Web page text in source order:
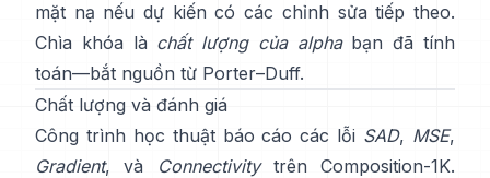
mặt nạ nếu dự kiến có các chỉnh sửa tiếp theo.
Chìa khóa là chất lượng của alphabạn đã tính
toán—bắt nguồn từ Porter–Duff.
Chất lượng và đánh giá
Công trình học thuật báo cáo các lỗi SAD, MSE,
Gradient, và Connectivitytrên Composition-1K.